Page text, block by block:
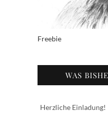
Freebie
WAS
Herzliche Einladung!